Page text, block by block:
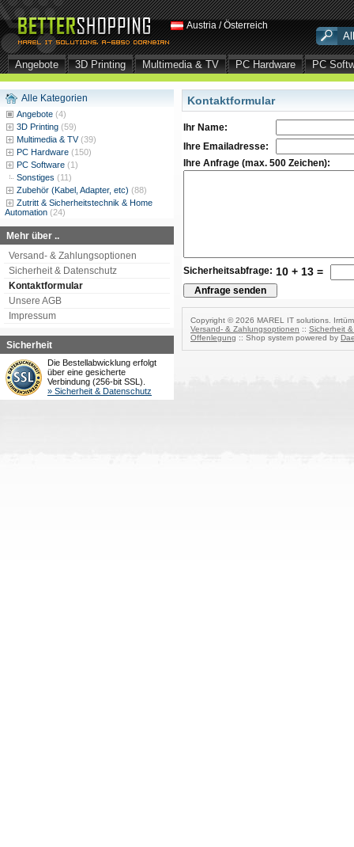
Austria / Österreich
Angebote 3D Printing Multimedia & TV PC Hardware PC
Alle Kategorien
Angebote (4)
3D Printing (59)
Multimedia & TV (39)
PC Hardware (150)
PC Software (1)
Sonstiges (11)
Zubehör (Kabel, Adapter, etc) (88)
Zutritt & Sicherheitstechnik & Home
Automation (24)
Mehr über ..
Versand- & Zahlungsoptionen
Sicherheit & Datenschutz
Kontaktformular
Unsere AGB
Impressum
Sicherheit
Die Bestellabwicklung erfolgt
über eine gesicherte
Verbindung (256-bit SSL).
» Sicherheit & Datenschutz
Kontaktformular
Ihr Name:
Ihre Emailadresse:
Ihre Anfrage (max. 500 Zeichen):
Sicherheitsabfrage: 10 + 13 =
Copyright © 2026 MAREL IT solutions.
Versand- & Zahlungsoptionen :: Sicherheit
Offenlegung :: Shop system powered by